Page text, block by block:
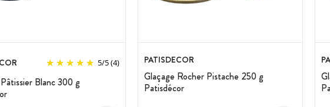
5/5(4)
Blanc 300 g
PATISDECOR
Glaçage Rocher Pistache 250 g
Patisdécor